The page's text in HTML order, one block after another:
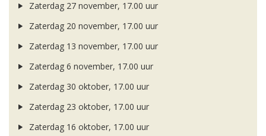
Zaterdag 27 november, 17.00 uur
Zaterdag 20 november, 17.00 uur
Zaterdag 13 november, 17.00 uur
Zaterdag 6 november, 17.00 uur
Zaterdag 30 oktober, 17.00 uur
Zaterdag 23 oktober, 17.00 uur
Zaterdag 16 oktober, 17.00 uur